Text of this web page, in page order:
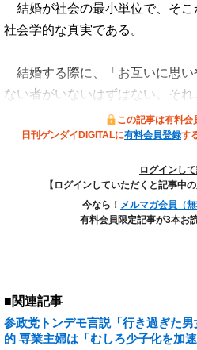
結婚が社会の最小単位で、そこ
社会学的な真実である。
結婚する際に、「お互いに思い
ない者がいないはずはない。それ
この記事は有料会
日刊ゲンダイDIGITALに有料会員登録す
ログインし
【ログインしていただくと記事中
今なら！ メルマガ会員（
有料会員限定記事が3本お
■関連記事
参政党トンデモ言説「行き過ぎた
的 専業主婦は「むしろ少子化を加